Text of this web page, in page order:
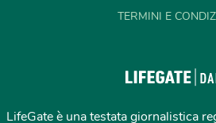
TERMINI E
LifeGate è una testata giornalistica